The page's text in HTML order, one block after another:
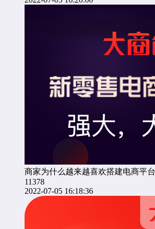
商家为什么越来越喜欢搭建电商平台
11378
2022-07-05 16:18:36